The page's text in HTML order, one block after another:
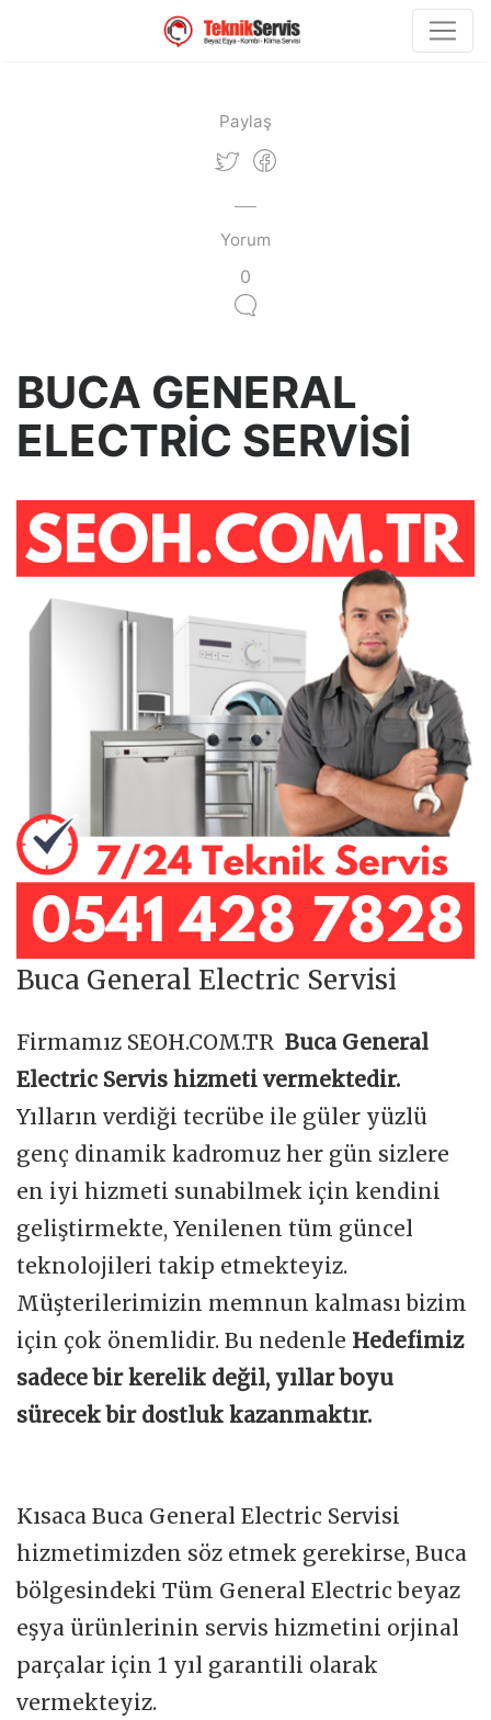
Paylaş
Yorum
0
BUCA GENERAL
ELECTRİC SERVİSİ
Buca General Electric Servisi
Firmamız SEOH.COM.TR Buca General
Electric Servis hizmeti vermektedir.
Yılların verdiği tecrübe ile güler yüzlü
genç dinamik kadromuz her gün sizlere
en iyi hizmeti sunabilmek için kendini
geliştirmekte, Yenilenen tüm güncel
teknolojileri takip etmekteyiz.
Müşterilerimizin memnun kalması bizim
için çok önemlidir. Bu nedenle Hedefimiz
sadece bir kerelik değil, yıllar boyu
sürecek bir dostluk kazanmaktır.
Kısaca Buca General Electric Servisi
hizmetimizden söz etmek gerekirse, Buca
bölgesindeki Tüm General Electric beyaz
eşya ürünlerinin servis hizmetini orjinal
parçalar için 1 yıl garantili olarak
vermekteyiz.